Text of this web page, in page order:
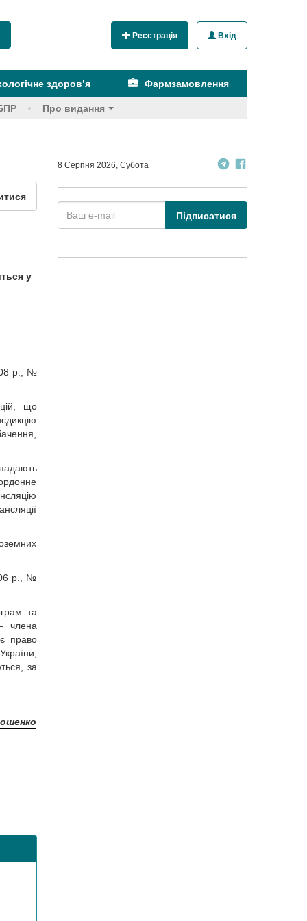
Реєстрація Вхід
здоров’я Фармзамовлення
Про видання
у
р., №
що
р., №
та
члена
право
за
8 Серпня 2026, Субота
Підписатися